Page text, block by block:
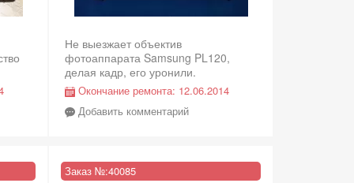
Не выезжает объектив
фотоаппарата Samsung PL120,
делая кадр, его уронили.
Окончание ремонта: 12.06.2014
Добавить комментарий
Заказ №:40085